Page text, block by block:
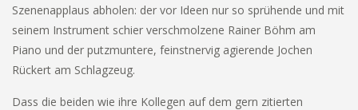
Szenenapplaus abholen: der vor Ideen nur so sprühende und mit
seinem Instrument schier verschmolzene Rainer Böhm am
Piano und der putzmuntere, feinstnervig agierende Jochen
Rückert am Schlagzeug.
Dass die beiden wie ihre Kollegen auf dem gern zitierten